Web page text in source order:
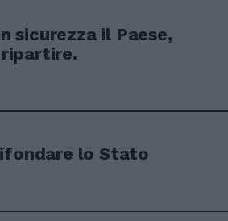
sicurezza il Paese,
ripartire.
lo Stato